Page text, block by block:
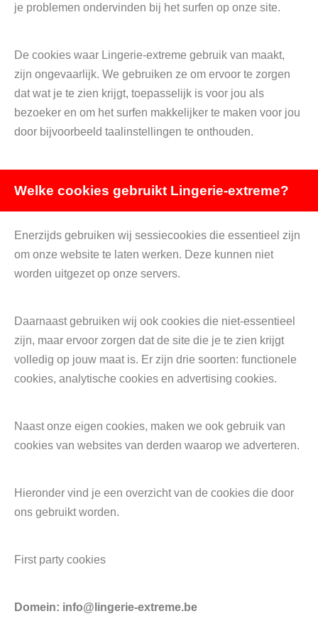
je problemen ondervinden bij het surfen op onze site.
De cookies waar Lingerie-extreme gebruik van maakt,
zijn ongevaarlijk. We gebruiken ze om ervoor te zorgen
dat wat je te zien krijgt, toepasselijk is voor jou als
bezoeker en om het surfen makkelijker te maken voor jou
door bijvoorbeeld taalinstellingen te onthouden.
Welke cookies gebruikt Lingerie-extreme?
Enerzijds gebruiken wij sessiecookies die essentieel zijn
om onze website te laten werken. Deze kunnen niet
worden uitgezet op onze servers.
Daarnaast gebruiken wij ook cookies die niet-essentieel
zijn, maar ervoor zorgen dat de site die je te zien krijgt
volledig op jouw maat is. Er zijn drie soorten: functionele
cookies, analytische cookies en advertising cookies.
Naast onze eigen cookies, maken we ook gebruik van
cookies van websites van derden waarop we adverteren.
Hieronder vind je een overzicht van de cookies die door
ons gebruikt worden.
First party cookies
Domein: info@lingerie-extreme.be